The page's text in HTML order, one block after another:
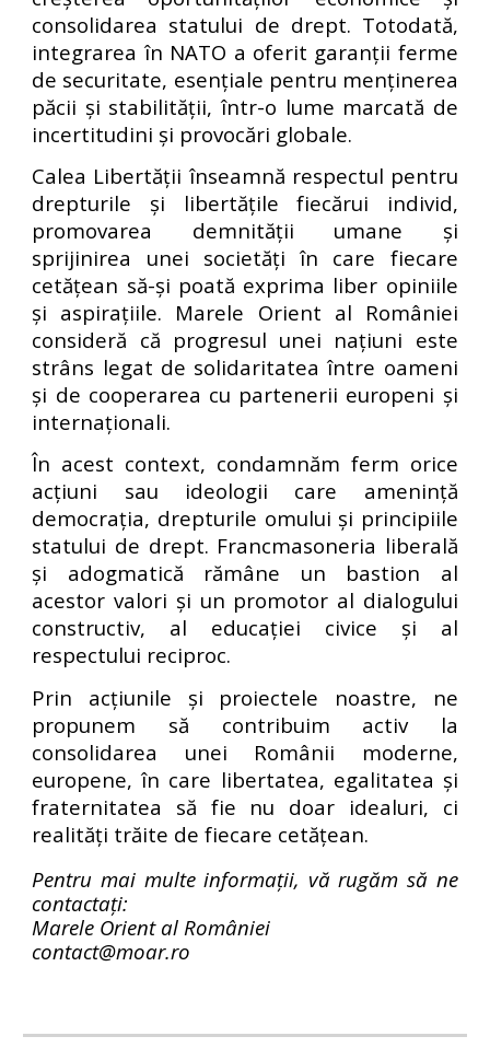
consolidarea statului de drept. Totodată,
integrarea în NATO a oferit garanții ferme
de securitate, esențiale pentru menținerea
păcii și stabilității, într-o lume marcată de
incertitudini și provocări globale.
Calea Libertății înseamnă respectul pentru
drepturile și libertățile fiecărui individ,
promovarea demnității umane și
sprijinirea unei societăți în care fiecare
cetățean să-și poată exprima liber opiniile
și aspirațiile. Marele Orient al României
consideră că progresul unei națiuni este
strâns legat de solidaritatea între oameni
și de cooperarea cu partenerii europeni și
internaționali.
În acest context, condamnăm ferm orice
acțiuni sau ideologii care amenință
democrația, drepturile omului și principiile
statului de drept. Francmasoneria liberală
și adogmatică rămâne un bastion al
acestor valori și un promotor al dialogului
constructiv, al educației civice și al
respectului reciproc.
Prin acțiunile și proiectele noastre, ne
propunem să contribuim activ la
consolidarea unei Românii moderne,
europene, în care libertatea, egalitatea și
fraternitatea să fie nu doar idealuri, ci
realități trăite de fiecare cetățean.
Pentru mai multe informații, vă rugăm să ne
contactați:
Marele Orient al României
contact@moar.ro